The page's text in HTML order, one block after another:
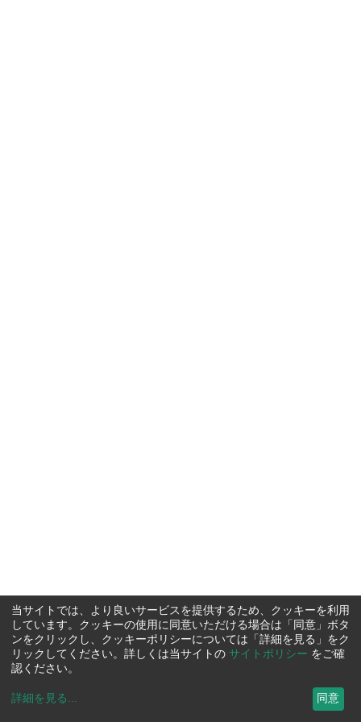
当サイトでは、より良いサービスを提供するため、クッキーを利用
しています。クッキーの使用に同意いただける場合は「同意」ボタ
ンをクリックし、クッキーポリシーについては「詳細を見る」をク
リックしてください。詳しくは当サイトの サイトポリシー をご確
認ください。
詳細を見る ... 同意